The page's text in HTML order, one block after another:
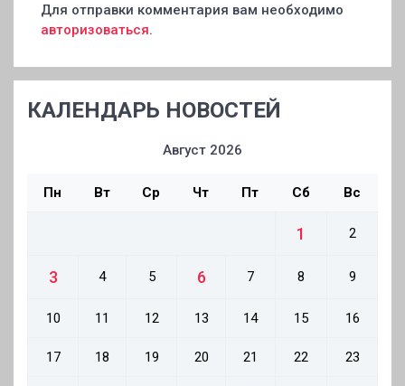
Для отправки комментария вам необходимо
авторизоваться.
КАЛЕНДАРЬ НОВОСТЕЙ
Август 2026
Пн Вт Ср Чт Пт Сб Вс
1 2
3 4 5 6 7 8 9
10 11 12 13 14 15 16
17 18 19 20 21 22 23